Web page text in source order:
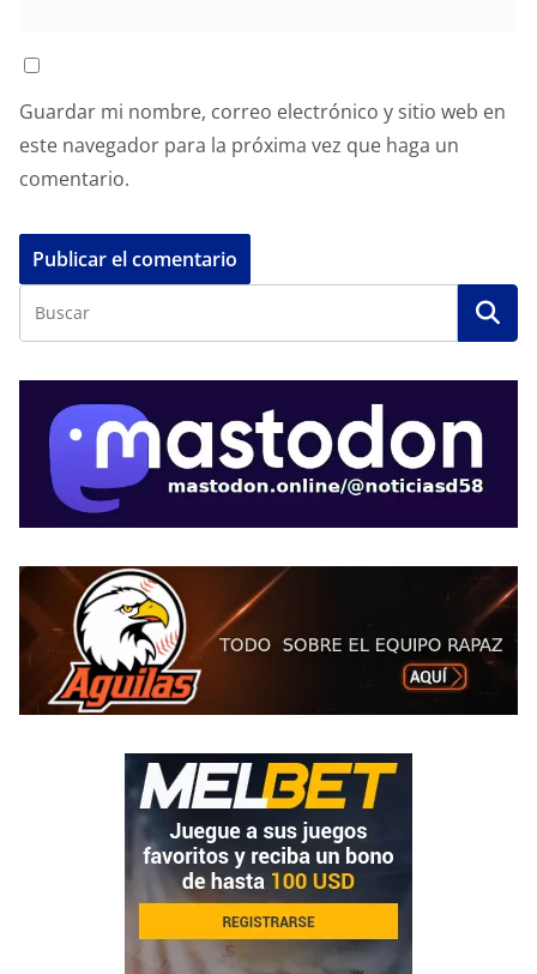
Guardar mi nombre, correo electrónico y sitio web en
este navegador para la próxima vez que haga un
comentario.